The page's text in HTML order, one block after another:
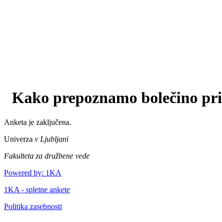
Kako prepoznamo bolečino
Anketa je zaključena.
Univerza v Ljubljani
Fakulteta za družbene vede
Powered by: 1KA
1KA - spletne ankete
Politika zasebnosti